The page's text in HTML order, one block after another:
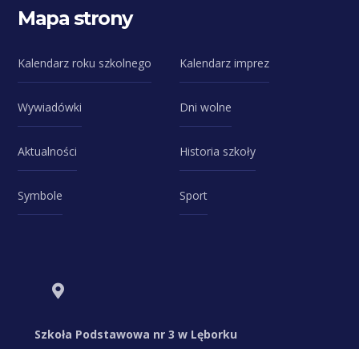
Mapa strony
Kalendarz roku szkolnego Kalendarz imprez
Wywiadówki Dni wolne
Aktualności Historia szkoły
Symbole Sport
Szkoła Podstawowa nr 3 w Lęborku